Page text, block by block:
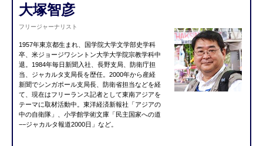
大塚智彦
フリージャーナリスト
1957年東京都生まれ、国学院大学文学部史学科
卒、米ジョージワシントン大学大学院宗教学科中
退。1984年毎日新聞入社、長野支局、防衛庁担
当、ジャカルタ支局長を歴任。2000年から産経
新聞でシンガポール支局長、防衛省担当などを経
て、現在はフリーランス記者として東南アジアを
テーマに取材活動中。東洋経済新報社「アジアの
中の自衛隊」、小学館学術文庫「民主国家への道
−−ジャカルタ報道2000日」など。